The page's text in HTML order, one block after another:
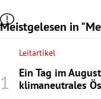
Meistgelesen in
Leitartikel
Ein Tag im
klimaneutrales